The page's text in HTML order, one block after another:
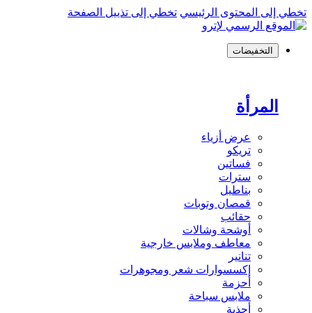
تخطي إلى المحتوى الرئيسي تخطي إلى تذييل الصفحة
التخفيضات
المرأة
عرض أزياء
تريكو
فساتين
سترات
بناطيل
قمصان وتوبات
حقائب
أوشحة وشالات
معاطف وملابس خارجية
تنانير
إكسسوارات شعر ومجوهرات
أحزمة
ملابس سباحة
أحذية